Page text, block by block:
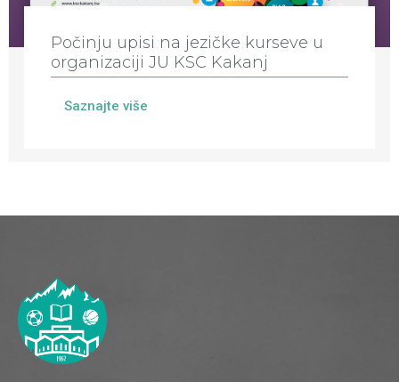
Počinju upisi na jezičke kurseve u
organizaciji JU KSC Kakanj
Saznajte više